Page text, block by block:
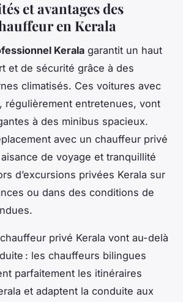
et avantages des
en Kerala
Kerala garantit un haut
et de sécurité grâce à des
climatisés. Ces voitures avec
régulièrement entretenues, vont
à des minibus spacieux.
avec un chauffeur privé
de voyage et tranquillité
d’excursions privées Kerala sur
ou dans des conditions de
privé Kerala vont au-delà
: les chauffeurs bilingues
parfaitement les itinéraires
et adaptent la conduite aux